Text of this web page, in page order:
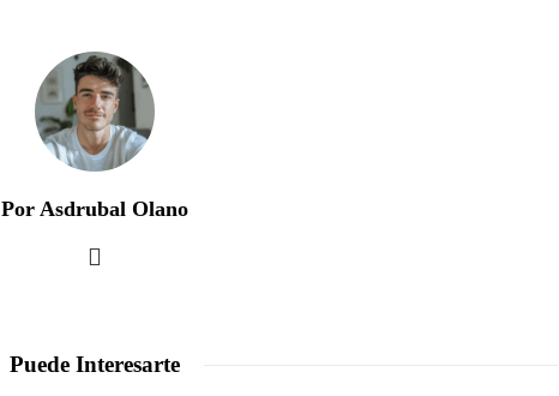
Por Asdrubal Olano
Puede Interesarte